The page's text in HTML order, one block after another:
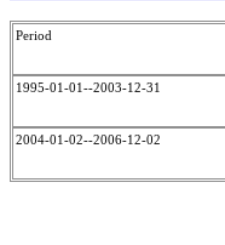
Period
1995-01-01--2003-12-31
2004-01-02--2006-12-02